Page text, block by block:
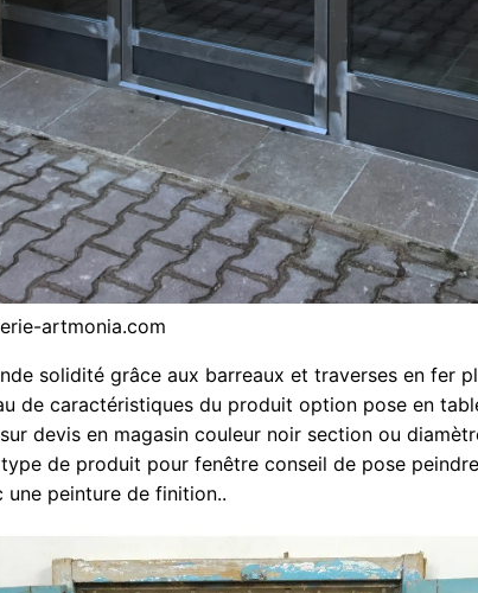
artmonia.com
solidité grâce aux barreaux et traverses en fer
de caractéristiques du produit option pose en
devis en magasin couleur noir section ou
de produit pour fenêtre conseil de pose
une peinture de finition..